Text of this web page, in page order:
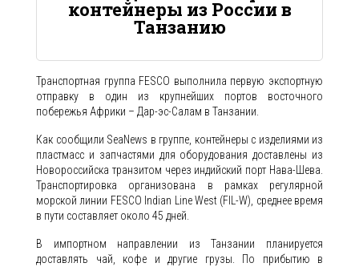
контейнеры из России в
Танзанию
Транспортная группа FESCO выполнила первую экспортную
отправку в один из крупнейших портов восточного
побережья Африки – Дар-эс-Салам в Танзании.
Как сообщили SeaNews в группе, контейнеры с изделиями из
пластмасс и запчастями для оборудования доставлены из
Новороссийска транзитом через индийский порт Нава-Шева.
Транспортировка организована в рамках регулярной
морской линии FESCO Indian Line West (FIL-W), среднее время
в пути составляет около 45 дней.
В импортном направлении из Танзании планируется
доставлять чай, кофе и другие грузы. По прибытию в